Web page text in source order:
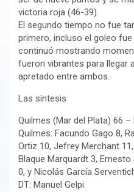
victoria roja (46-39).
El segundo tiempo no fue
primero, incluso el goleo
continuó mostrando
fueron vibrantes para llegar
apretado entre ambos.
Las síntesis
Quilmes (Mar del Plata) 66 –
Quilmes: Facundo Gago 8,
Ortiz 10, Jefrey Merchant
Blaque Marquardt 3,
0, y Nicolás García
DT: Manuel Gelpi.